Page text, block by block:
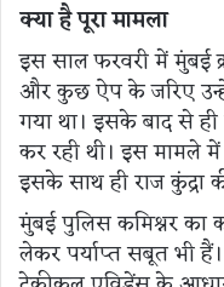
क्या है पूरा मामला
इस साल फरवरी में मुंबई
और कुछ ऐप के जरिए
गया था। इसके बाद से ही
कर रही थी। इस मामले में
इसके साथ ही राज कुंद्रा
मुंबई पुलिस कमिश्नर
लेकर पर्याप्त सबूत भी